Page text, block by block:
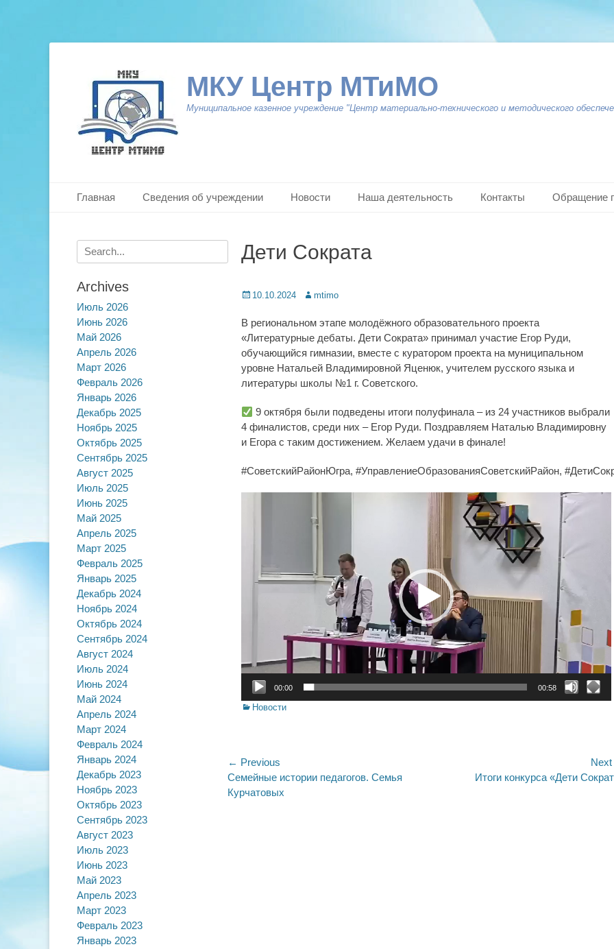
МКУ Центр МТиМО
Муниципальное казенное учреждение "Центр материально-технического и методического
Primary Menu
Главная Сведения об учреждении Новости Наша деятельность Контакты Обращение
Дети Сократа
Posted
10.10.2024 Author
mtimo
В региональном этапе молодёжного образовательного проекта
«Литературные дебаты. Дети Сократа» принимал участие Егор Руди,
обучающийся гимназии, вместе с куратором проекта на муниципальном
уровне Натальей Владимировной Яценюк, учителем русского языка и
литературы школы №1 г. Советского.
9 октября были подведены итоги полуфинала – из 24 участников выбрали
4 финалистов, среди них – Егор Руди. Поздравляем Наталью Владимировну
и Егора с таким достижением. Желаем удачи в финале!
#СоветскийРайонЮгра, #УправлениеОбразованияСоветскийРайон,
00:00 00:58
Categories
Новости
Навигация
по
← Previous
Previous
post:
Семейные истории педагогов. Семья
Курчатовых
Итоги конкурса «Дети
Search
for:
Archives
Июль 2026
Июнь 2026
Май 2026
Апрель 2026
Март 2026
Февраль 2026
Январь 2026
Декабрь 2025
Ноябрь 2025
Октябрь 2025
Сентябрь 2025
Август 2025
Июль 2025
Июнь 2025
Май 2025
Апрель 2025
Март 2025
Февраль 2025
Январь 2025
Декабрь 2024
Ноябрь 2024
Октябрь 2024
Сентябрь 2024
Август 2024
Июль 2024
Июнь 2024
Май 2024
Апрель 2024
Март 2024
Февраль 2024
Январь 2024
Декабрь 2023
Ноябрь 2023
Октябрь 2023
Сентябрь 2023
Август 2023
Июль 2023
Июнь 2023
Май 2023
Апрель 2023
Март 2023
Февраль 2023
Январь 2023